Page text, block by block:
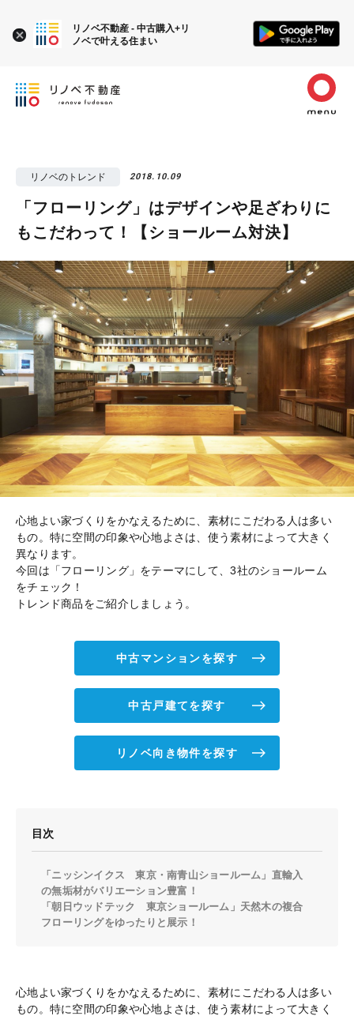
リノベのトレンド 2018.10.09
「フローリング」はデザインや足ざわりに
もこだわって！【ショールーム対決】
心地よい家づくりをかなえるために、素材にこだわる人は多い
もの。特に空間の印象や心地よさは、使う素材によって大きく
異なります。
今回は「フローリング」をテーマにして、3社のショールーム
をチェック！
トレンド商品をご紹介しましょう。
中古マンションを探す
中古戸建てを探す
リノベ向き物件を探す
目次
「ニッシンイクス 東京・南青山ショールーム」直輸入
の無垢材がバリエーション豊富！
「朝日ウッドテック 東京ショールーム」天然木の複合
フローリングをゆったりと展示！
心地よい家づくりをかなえるために、素材にこだわる人は多い
もの。特に空間の印象や心地よさは、使う素材によって大きく
リノベ不動産 - 中古購入+リ
ノベで叶える住まい